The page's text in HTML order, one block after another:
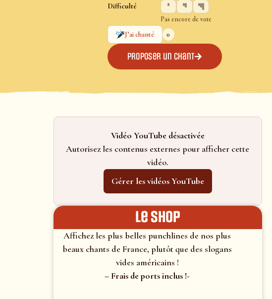
Difficulté
Pas encore de vote
J’ai chanté
0
Proposer un chant
Vidéo YouTube désactivée
Autorisez les contenus externes pour afficher cette
vidéo.
Gérer les vidéos YouTube
le shop
Affichez les plus belles punchlines de nos plus
beaux chants de France, plutôt que des slogans
vides américains !
– Frais de ports inclus !-